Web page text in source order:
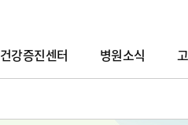
건강증진센터 병원소식